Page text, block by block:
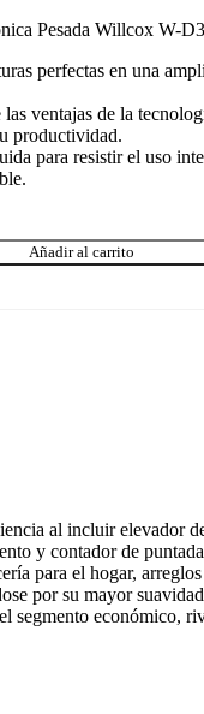
Pesada Willcox W-
perfectas en una
ventajas de la
productividad.
para resistir el uso
Añadir al carrito
al incluir elevador
y contador de
para el hogar,
por su mayor
segmento económico,